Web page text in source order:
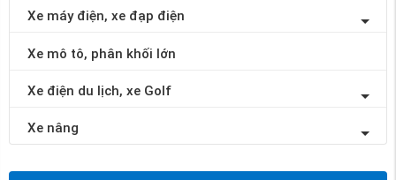
Xe máy điện, xe đạp điện
Xe mô tô, phân khối lớn
Xe điện du lịch, xe Golf
Xe nâng